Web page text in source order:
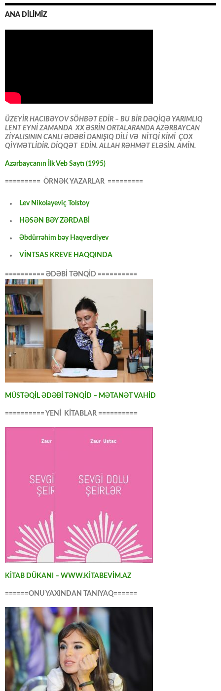
ANA DİLİMİZ
ÜZEYİR HACIBƏYOV SÖHBƏT EDİR – BU BİR DƏQİQƏ YARIMLIQ
LENT EYNİ ZAMANDA XX ƏSRİN ORTALARANDA AZƏRBAYCAN
ZİYALISININ CANLI ƏDƏBİ DANIŞIQ DİLİ VƏ NİTQİ KİMİ ÇOX
QİYMƏTLİDİR. DİQQƏT EDİN. ALLAH RƏHMƏT ELƏSİN. AMİN.
Azərbaycanın İlk Veb Saytı (1995)
========= ÖRNƏK YAZARLAR =========
Lev Nikolayeviç Tolstoy
HƏSƏN BƏY ZƏRDABİ
Əbdürrəhim bəy Haqverdiyev
VİNTSAS KREVE HAQQINDA
========== ƏDƏBİ TƏNQİD ==========
MÜSTƏQİL ƏDƏBİ TƏNQİD – MƏTANƏT VAHİD
========== YENİ KİTABLAR ==========
KİTAB DÜKANI – WWW.KİTABEVİM.AZ
======ONU YAXINDAN TANIYAQ======